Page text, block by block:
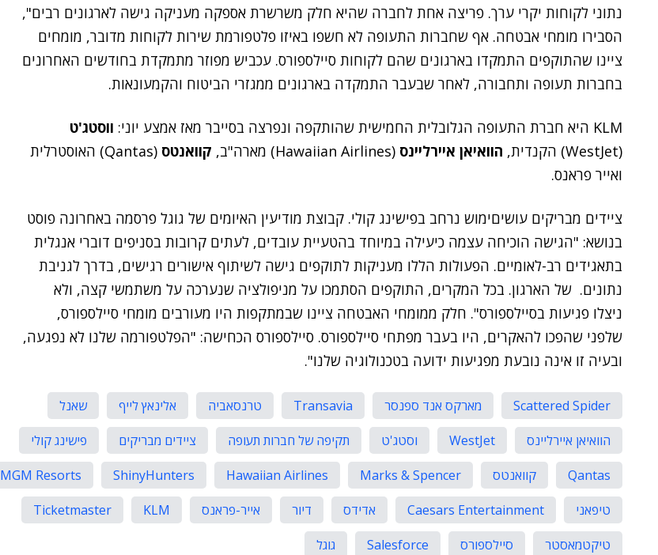
נתוני לקוחות יקרי ערך. פריצה אחת לחברה שהיא חלק משרשרת אספקה מעניקה גישה לארגונים רבים",
הסבירו מומחי אבטחה. אף שחברות התעופה לא חשפו באיזו פלטפורמת שירות לקוחות מדובר, מומחים
ציינו שהתוקפים התמקדו בארגונים שהם לקוחות סיילספורס. עכביש מפוזר מתמקדת בחודשים האחרונים
בחברות תעופה ותחבורה, לאחר שבעבר התמקדה בארגונים ממגזרי הביטוח והקמעונאות.
KLM היא חברת התעופה הגלובלית החמישית שהותקפה ונפרצה בסייבר מאז אמצע יוני:
ווסטג'ט
(WestJet) הקנדית,
הוואיאן איירליינס (Hawaiian Airlines) מארה"ב, קוואנטס
(Qantas) האוסטרלית
ואייר פראנס.
ציידים מבריקים עושיםימוש נרחב בפישינג קולי. קבוצת מודיעין האיומים של גוגל פרסמה באחרונה פוסט
בנושא: "הגישה הוכיחה עצמה כיעילה במיוחד בהטעיית עובדים, לעתים קרובות בסניפים דוברי אנגלית
בתאגידים רב-לאומיים. הפעולות הללו מעניקות לתוקפים גישה לשיתוף אישורים רגישים, בדרך לגניבת
נתונים. של הארגון. בכל המקרים, התוקפים הסתמכו על מניפולציה שנערכה על משתמשי קצה, ולא
ניצלו פגיעות בסיילספורס". חלק ממומחי האבטחה ציינו שבמתקפות היו מעורבים מומחי סיילספורס,
שלפני שהפכו להאקרים, היו בעבר מפתחי סיילספורס. סיילספורס הכחישה: "הפלטפורמה שלנו לא נפגעה,
ובעיה זו אינה נובעת מפגיעות ידועה בטכנולוגיה שלנו".
Scattered Spider מארקס אנד ספנסר Transavia טרנסאביה אלינאץ לייף
שאנל
הוואיאן איירליינס
WestJet וסטג'ט תקיפה של חברות תעופה ציידים מבריקים
פישינג קולי
Qantas
קוואנטס Marks & Spencer
Hawaiian Airlines
ShinyHunters
MGM Resorts
טיפאני
Caesars Entertainment אדידס דיור אייר-פראנס KLM
Ticketmaster
טיקטמאסטר
סיילספורס Salesforce גוגל